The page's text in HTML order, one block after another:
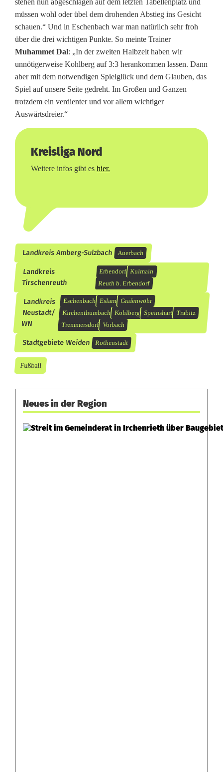
stehen nun abgeschlagen auf dem letzten Tabellenplatz und
müssen wohl oder übel dem drohenden Abstieg ins Gesicht
schauen.“ Und in Eschenbach war man natürlich sehr froh
über die drei wichtigen Punkte. So meinte Trainer
Muhammet Dal: „In der zweiten Halbzeit haben wir
unnötigerweise Kohlberg auf 3:3 herankommen lassen. Dann
aber mit dem notwendigen Spielglück und dem Glauben, das
Spiel auf unsere Seite gedreht. Im Großen und Ganzen
trotzdem ein verdienter und vor allem wichtiger
Auswärtsdreier.“
Kreisliga Nord
Weitere infos gibt es hier.
Landkreis Amberg-Sulzbach Auerbach
Landkreis
Tirschenreuth
Erbendorf Kulmain
Reuth b. Erbendorf
Landkreis
Neustadt/
WN
Eschenbach Eslarn Grafenwöhr
Kirchenthumbach Kohlberg Speinshart Trabitz
Tremmersdorf Vorbach
Stadtgebiete Weiden Rothenstadt
Fußball
Neues in der Region